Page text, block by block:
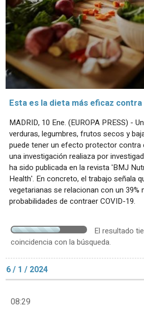
Esta es la dieta más eficaz contra
MADRID, 10 Ene. (EUROPA PRESS) -
verduras, legumbres, frutos secos y
puede tener un efecto protector contra
una investigación realiaza por
ha sido publicada en la revista 'BMJ
Health'. En concreto, el trabajo señala
vegetarianas se relacionan con un 39%
probabilidades de contraer COVID-19.
El resultado
coincidencia con la búsqueda.
6 / 1 / 2024
08:29